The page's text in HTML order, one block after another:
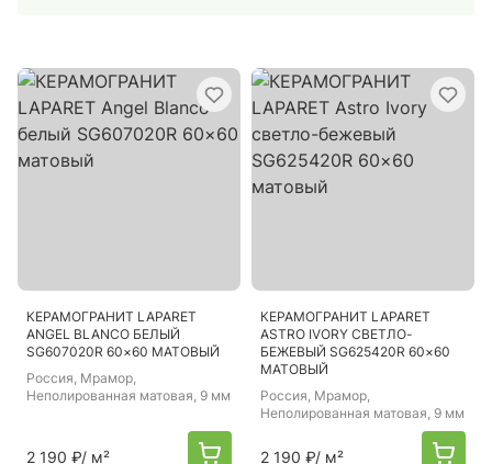
КЕРАМОГРАНИТ LAPARET
ANGEL BLANCO БЕЛЫЙ
SG607020R 60×60 МАТОВЫЙ
Россия, Мрамор,
Неполированная матовая, 9 мм
2 190 ₽/ м²
КЕРАМОГРАНИТ LAPARET
ASTRO IVORY СВЕТЛО-
БЕЖЕВЫЙ SG625420R 60×60
МАТОВЫЙ
Россия, Мрамор,
Неполированная матовая, 9 мм
2 190 ₽/ м²